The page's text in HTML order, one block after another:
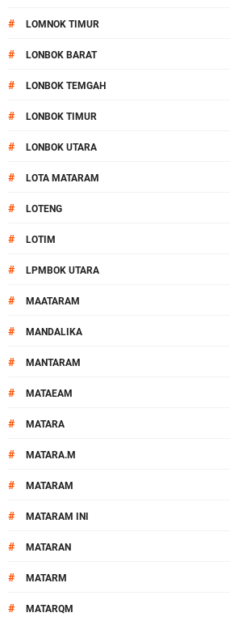
# LOMNOK TIMUR
# LONBOK BARAT
# LONBOK TEMGAH
# LONBOK TIMUR
# LONBOK UTARA
# LOTA MATARAM
# LOTENG
# LOTIM
# LPMBOK UTARA
# MAATARAM
# MANDALIKA
# MANTARAM
# MATAEAM
# MATARA
# MATARA.M
# MATARAM
# MATARAM INI
# MATARAN
# MATARM
# MATARQM